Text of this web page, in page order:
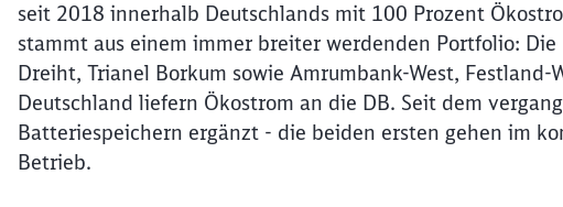
seit 2018 innerhalb Deutschlands mit 100 Prozent
stammt aus einem immer breiter werdenden Portfolio:
Dreiht, Trianel Borkum sowie Amrumbank-West,
Deutschland liefern Ökostrom an die DB. Seit dem
Batteriespeichern ergänzt - die beiden ersten gehen im
Betrieb.